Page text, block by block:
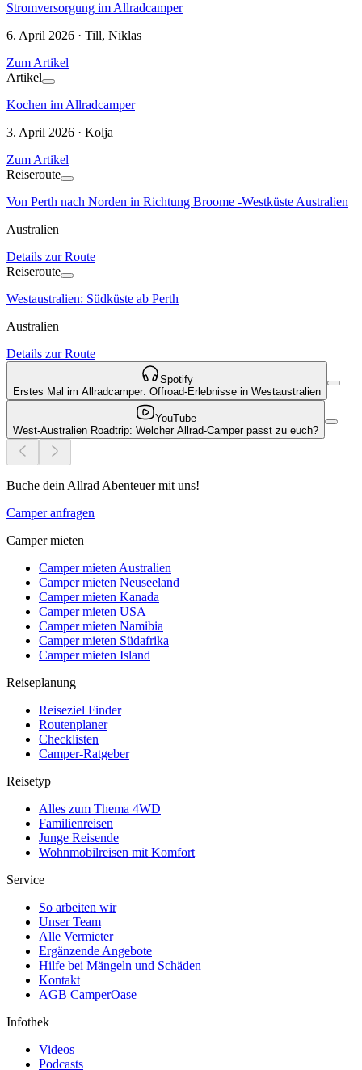
Stromversorgung im Allradcamper
6. April 2026 · Till, Niklas
Zum Artikel
Artikel
Kochen im Allradcamper
3. April 2026 · Kolja
Zum Artikel
Reiseroute
Von Perth nach Norden in Richtung Broome -Westküste Australien
Australien
Details zur Route
Reiseroute
Westaustralien: Südküste ab Perth
Australien
Details zur Route
Spotify
Erstes Mal im Allradcamper: Offroad-Erlebnisse in Westaustralien
YouTube
West-Australien Roadtrip: Welcher Allrad-Camper passt zu euch?
Buche dein Allrad Abenteuer mit uns!
Camper anfragen
Camper mieten
Camper mieten Australien
Camper mieten Neuseeland
Camper mieten Kanada
Camper mieten USA
Camper mieten Namibia
Camper mieten Südafrika
Camper mieten Island
Reiseplanung
Reiseziel Finder
Routenplaner
Checklisten
Camper-Ratgeber
Reisetyp
Alles zum Thema 4WD
Familienreisen
Junge Reisende
Wohnmobilreisen mit Komfort
Service
So arbeiten wir
Unser Team
Alle Vermieter
Ergänzende Angebote
Hilfe bei Mängeln und Schäden
Kontakt
AGB CamperOase
Infothek
Videos
Podcasts